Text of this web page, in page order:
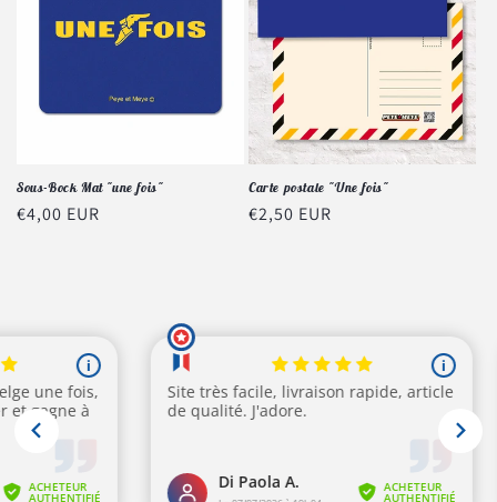
Sous-Bock Mat "une fois"
Prix
€4,00 EUR
Carte postale "Une fois"
Prix
€2,50 EUR